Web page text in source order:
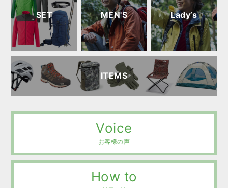
SET MEN'S Lady’s
ITEMS
Voice
お客様の声
How to